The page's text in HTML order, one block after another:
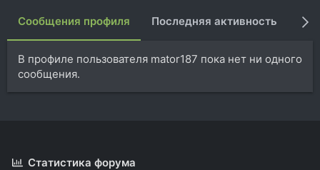
Сообщения профиля Последняя активность
В профиле пользователя mator187 пока нет ни одного
сообщения.
Статистика форума